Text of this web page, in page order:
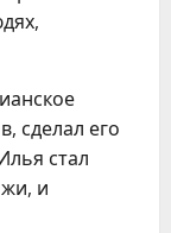
сделал его
стал
и